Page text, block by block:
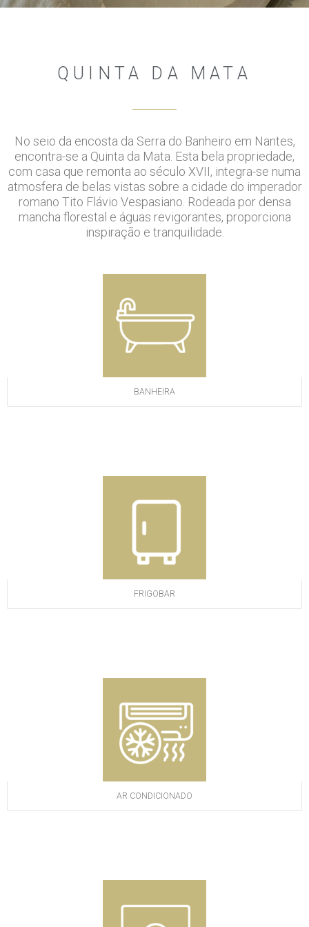
QUINTA DA MATA
No seio da encosta da Serra do Banheiro em Nantes,
encontra-se a Quinta da Mata. Esta bela propriedade,
com casa que remonta ao século XVII, integra-se numa
atmosfera de belas vistas sobre a cidade do imperador
romano Tito Flávio Vespasiano. Rodeada por densa
mancha florestal e águas revigorantes, proporciona
inspiração e tranquilidade.
BANHEIRA
FRIGOBAR
AR CONDICIONADO